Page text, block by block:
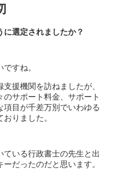
に選定されましたか？
すね。
援機関を訪ねましたが、
サポート料金、サポート
項目が千差万別でいわゆる
りました。
いる行政書士の先生と出
だったのだと思います。